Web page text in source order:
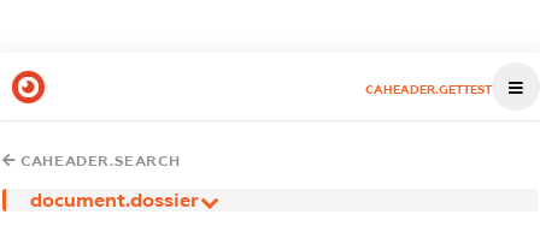
CAHEADER.GETTEST
CAHEADER.SEARCH
document.dossier